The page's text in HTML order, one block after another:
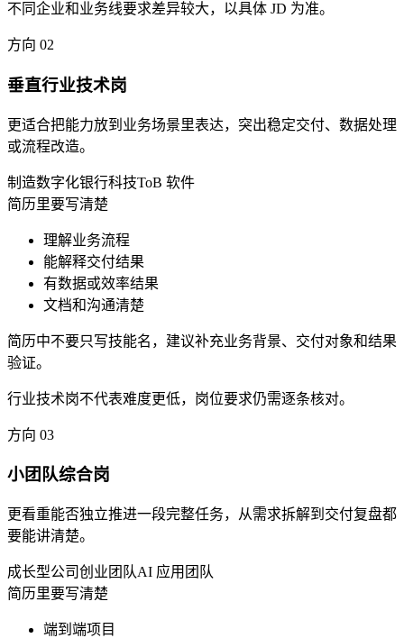
不同企业和业务线要求差异较大，以具体 JD 为准。
方向 02
垂直行业技术岗
更适合把能力放到业务场景里表达，突出稳定交付、数据处理
或流程改造。
制造数字化银行科技ToB 软件
简历里要写清楚
理解业务流程
能解释交付结果
有数据或效率结果
文档和沟通清楚
简历中不要只写技能名，建议补充业务背景、交付对象和结果
验证。
行业技术岗不代表难度更低，岗位要求仍需逐条核对。
方向 03
小团队综合岗
更看重能否独立推进一段完整任务，从需求拆解到交付复盘都
要能讲清楚。
成长型公司创业团队AI 应用团队
简历里要写清楚
端到端项目